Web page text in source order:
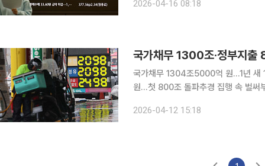
에 막혀 1470원대 초중반을 중심으
2026-04-16 08:18
국가채무 1300조·정부지출
국가채무 1304조5000억 원...1년 새
원...첫 800조 돌파추경 집행 속 벌써부터 '2
태 장기화라는 전제 조건에도 지난해
2026-04-12 15:18